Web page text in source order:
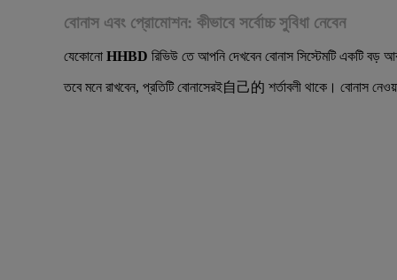
বোনাস এবং প্রোমোশন: কীভাবে সর্বোচ্চ সুবিধা নেবেন
যেকোনো HHBD রিভিউ তে আপনি দেখবেন বোনাস সিস্টেমটি একটি বড়
তবে মনে রাখবেন, প্রতিটি বোনাসেরই自己的 শর্তাবলী থাকে। বোনাস